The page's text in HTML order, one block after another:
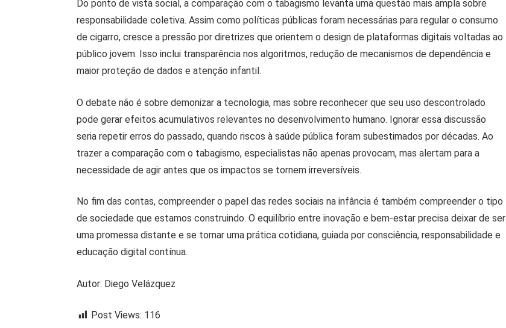
Do ponto de vista social, a comparação com o tabagismo levanta uma questão mais ampla sobre
responsabilidade coletiva. Assim como políticas públicas foram necessárias para regular o consumo
de cigarro, cresce a pressão por diretrizes que orientem o design de plataformas digitais voltadas ao
público jovem. Isso inclui transparência nos algoritmos, redução de mecanismos de dependência e
maior proteção de dados e atenção infantil.
O debate não é sobre demonizar a tecnologia, mas sobre reconhecer que seu uso descontrolado
pode gerar efeitos acumulativos relevantes no desenvolvimento humano. Ignorar essa discussão
seria repetir erros do passado, quando riscos à saúde pública foram subestimados por décadas. Ao
trazer a comparação com o tabagismo, especialistas não apenas provocam, mas alertam para a
necessidade de agir antes que os impactos se tornem irreversíveis.
No fim das contas, compreender o papel das redes sociais na infância é também compreender o tipo
de sociedade que estamos construindo. O equilíbrio entre inovação e bem-estar precisa deixar de ser
uma promessa distante e se tornar uma prática cotidiana, guiada por consciência, responsabilidade e
educação digital contínua.
Autor: Diego Velázquez
Post Views: 116